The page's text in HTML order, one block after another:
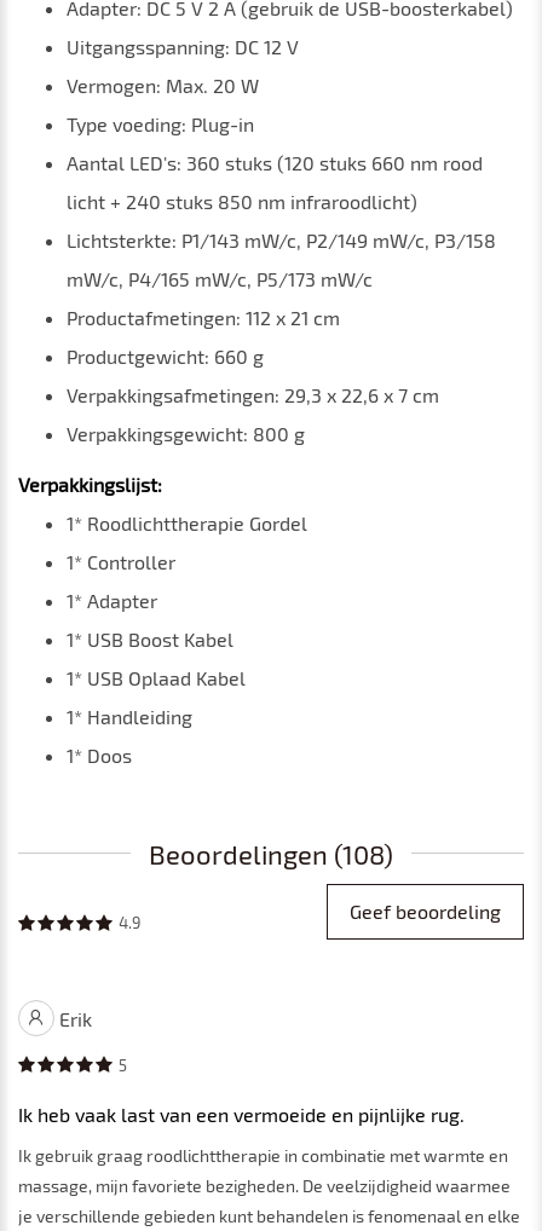
Adapter: DC 5 V 2 A (gebruik de USB-boosterkabel)
Uitgangsspanning: DC 12 V
Vermogen: Max. 20 W
Type voeding: Plug-in
Aantal LED's: 360 stuks (120 stuks 660 nm rood
licht + 240 stuks 850 nm infraroodlicht)
Lichtsterkte: P1/143 mW/c, P2/149 mW/c, P3/158
mW/c, P4/165 mW/c, P5/173 mW/c
Productafmetingen: 112 x 21 cm
Productgewicht: 660 g
Verpakkingsafmetingen: 29,3 x 22,6 x 7 cm
Verpakkingsgewicht: 800 g
Verpakkingslijst:
1* Roodlichttherapie Gordel
1* Controller
1* Adapter
1* USB Boost Kabel
1* USB Oplaad Kabel
1* Handleiding
1* Doos
Beoordelingen (108)
4.9 Geef beoordeling
Erik
5
Ik heb vaak last van een vermoeide en pijnlijke rug.
Ik gebruik graag roodlichttherapie in combinatie met warmte en
massage, mijn favoriete bezigheden. De veelzijdigheid waarmee
je verschillende gebieden kunt behandelen is fenomenaal en elke